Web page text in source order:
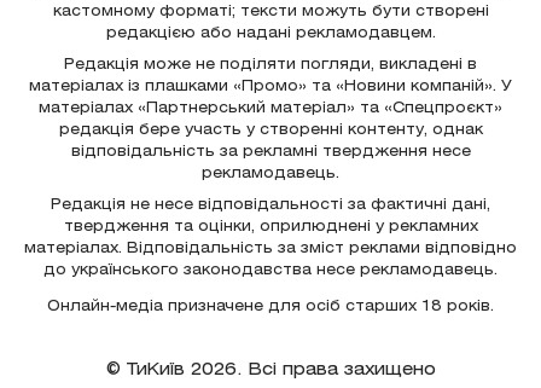
кастомному форматі; тексти можуть бути створені
редакцією або надані рекламодавцем.
Редакція може не поділяти погляди, викладені в
матеріалах із плашками «Промо» та «Новини компаній». У
матеріалах «Партнерський матеріал» та «Спецпроєкт»
редакція бере участь у створенні контенту, однак
відповідальність за рекламні твердження несе
рекламодавець.
Редакція не несе відповідальності за фактичні дані,
твердження та оцінки, оприлюднені у рекламних
матеріалах. Відповідальність за зміст реклами відповідно
до українського законодавства несе рекламодавець.
Онлайн-медіа призначене для осіб старших 18 років.
© ТиКиїв 2026. Всі права захищено